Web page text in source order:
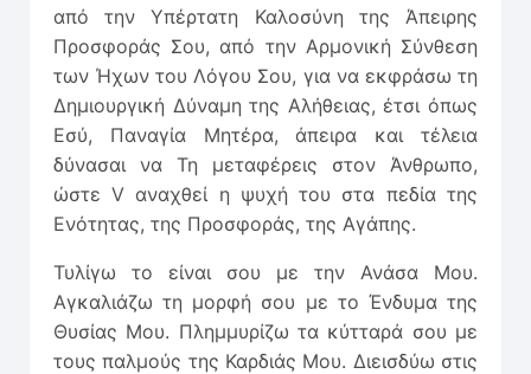
από την Υπέρτατη Καλοσύνη της Άπειρης
Προσφοράς Σου, από την Αρμονική Σύνθεση
των Ήχων του Λόγου Σου, για να εκφράσω τη
Δημιουργική Δύναμη της Αλήθειας, έτσι όπως
Εσύ, Παναγία Μητέρα, άπειρα και τέλεια
δύνασαι να Τη μεταφέρεις στον Άνθρωπο,
ώστε V αναχθεί η ψυχή του στα πεδία της
Ενότητας, της Προσφοράς, της Αγάπης.
Τυλίγω το είναι σου με την Ανάσα Μου.
Αγκαλιάζω τη μορφή σου με το Ένδυμα της
Θυσίας Μου. Πλημμυρίζω τα κύτταρά σου με
τους παλμούς της Καρδιάς Μου. Διεισδύω στις